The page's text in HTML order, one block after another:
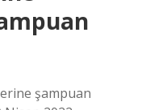
şampuan